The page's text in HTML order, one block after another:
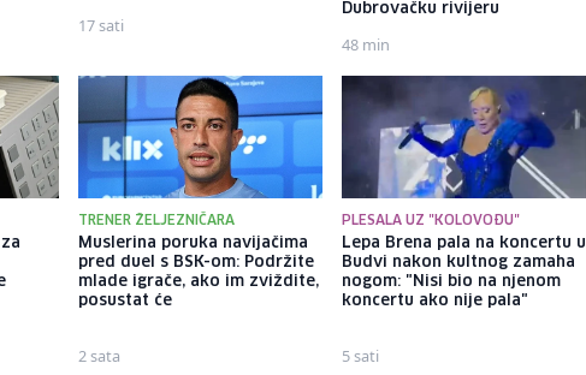
17 sati
Dubrovačku rivijeru
48 min
TRENER ŽELJEZNIČARA
Muslerina poruka navijačima
pred duel s BSK-om: Podržite
mlade igrače, ako im zviždite,
posustat će
2 sata
PLESALA UZ "KOLOVOĐU"
Lepa Brena pala na koncertu u
Budvi nakon kultnog zamaha
nogom: "Nisi bio na njenom
koncertu ako nije pala"
5 sati